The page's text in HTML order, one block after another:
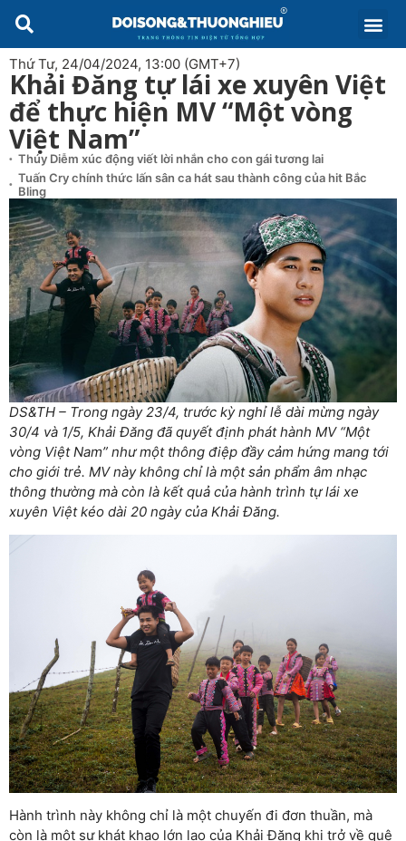
Thứ Tư, 24/04/2024, 13:00 (GMT+7)
Khải Đăng tự lái xe xuyên Việt
để thực hiện MV “Một vòng
Việt Nam”
Thúy Diễm xúc động viết lời nhắn cho con gái tương lai
Tuấn Cry chính thức lấn sân ca hát sau thành công của hit Bắc
Bling
DS&TH – Trong ngày 23/4, trước kỳ nghỉ lễ dài mừng ngày
30/4 và 1/5, Khải Đăng đã quyết định phát hành MV “Một
vòng Việt Nam” như một thông điệp đầy cảm hứng mang tới
cho giới trẻ. MV này không chỉ là một sản phẩm âm nhạc
thông thường mà còn là kết quả của hành trình tự lái xe
xuyên Việt kéo dài 20 ngày của Khải Đăng.
Hành trình này không chỉ là một chuyến đi đơn thuần, mà
còn là một sự khát khao lớn lao của Khải Đăng khi trở về quê